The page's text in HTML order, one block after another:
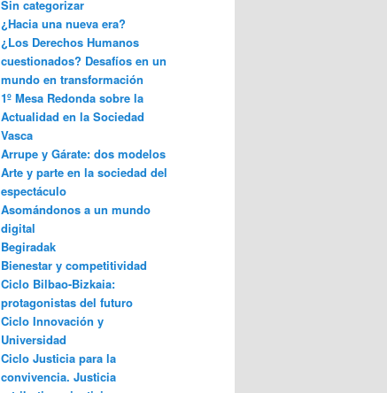
Sin categorizar
¿Hacia una nueva era?
¿Los Derechos Humanos
cuestionados? Desafíos en un
mundo en transformación
1º Mesa Redonda sobre la
Actualidad en la Sociedad
Vasca
Arrupe y Gárate: dos modelos
Arte y parte en la sociedad del
espectáculo
Asomándonos a un mundo
digital
Begiradak
Bienestar y competitividad
Ciclo Bilbao-Bizkaia:
protagonistas del futuro
Ciclo Innovación y
Universidad
Ciclo Justicia para la
convivencia. Justicia